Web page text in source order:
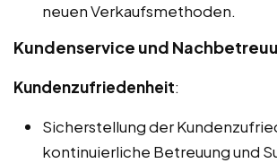
neuen Verkaufsmethoden.
Kundenservice und
Kundenzufriedenheit:
Sicherstellung der
kontinuierliche Betreuung und